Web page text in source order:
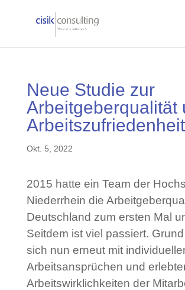
Neue Studie zur
Arbeitgeberqualität
Arbeitszufriedenheit
Okt. 5, 2022
2015 hatte ein Team der
Niederrhein die
Deutschland zum ersten Mal
Seitdem ist viel passiert.
sich nun erneut mit
Arbeitsansprüchen und
Arbeitswirklichkeiten der